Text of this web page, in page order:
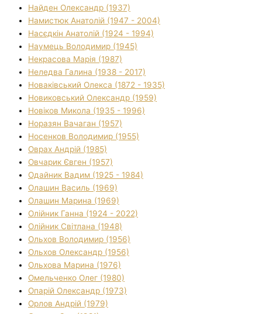
Найден Олександр (1937)
Намистюк Анатолій (1947 - 2004)
Насєдкін Анатолій (1924 - 1994)
Наумець Володимир (1945)
Некрасова Марія (1987)
Неледва Галина (1938 - 2017)
Новаківський Олекса (1872 - 1935)
Новиковський Олександр (1959)
Новіков Микола (1935 - 1996)
Норазян Вачаган (1957)
Носенков Володимир (1955)
Оврах Андрій (1985)
Овчарик Євген (1957)
Одайник Вадим (1925 - 1984)
Олашин Василь (1969)
Олашин Марина (1969)
Олійник Ганна (1924 - 2022)
Олійник Світлана (1948)
Ольхов Володимир (1956)
Ольхов Олександр (1956)
Ольхова Марина (1976)
Омельченко Олег (1980)
Опарій Олександр (1973)
Орлов Андрій (1979)